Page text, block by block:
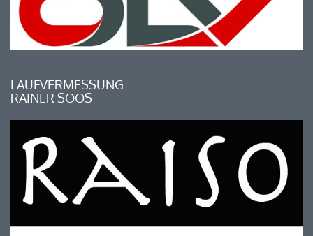
LAUFVERMESSUNG
RAINER SOOS